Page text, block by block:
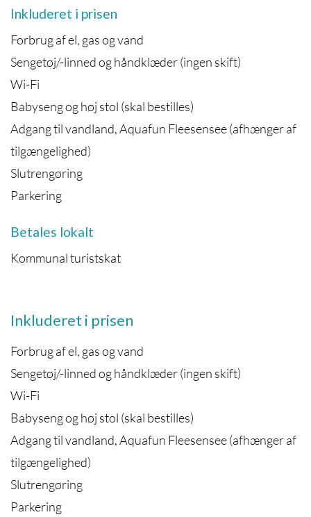
Inkluderet i prisen
Forbrug af el, gas og vand
Sengetøj/-linned og håndklæder (ingen skift)
Wi-Fi
Babyseng og høj stol (skal bestilles)
Adgang til vandland, Aquafun Fleesensee (afhænger af
tilgængelighed)
Slutrengøring
Parkering
Betales lokalt
Kommunal turistskat
Inkluderet i prisen
Forbrug af el, gas og vand
Sengetøj/-linned og håndklæder (ingen skift)
Wi-Fi
Babyseng og høj stol (skal bestilles)
Adgang til vandland, Aquafun Fleesensee (afhænger af
tilgængelighed)
Slutrengøring
Parkering